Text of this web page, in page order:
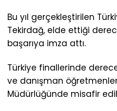
Bu yıl gerçekleştirilen
Tekirdağ, elde ettiği
başarıya imza attı.
Türkiye finallerinde
ve danışman
Müdürlüğünde misafir